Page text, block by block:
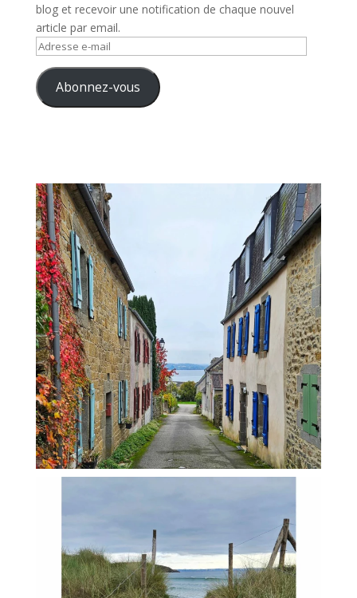
blog et recevoir une notification de chaque nouvel
article par email.
Adresse
mail Abonnez-vous